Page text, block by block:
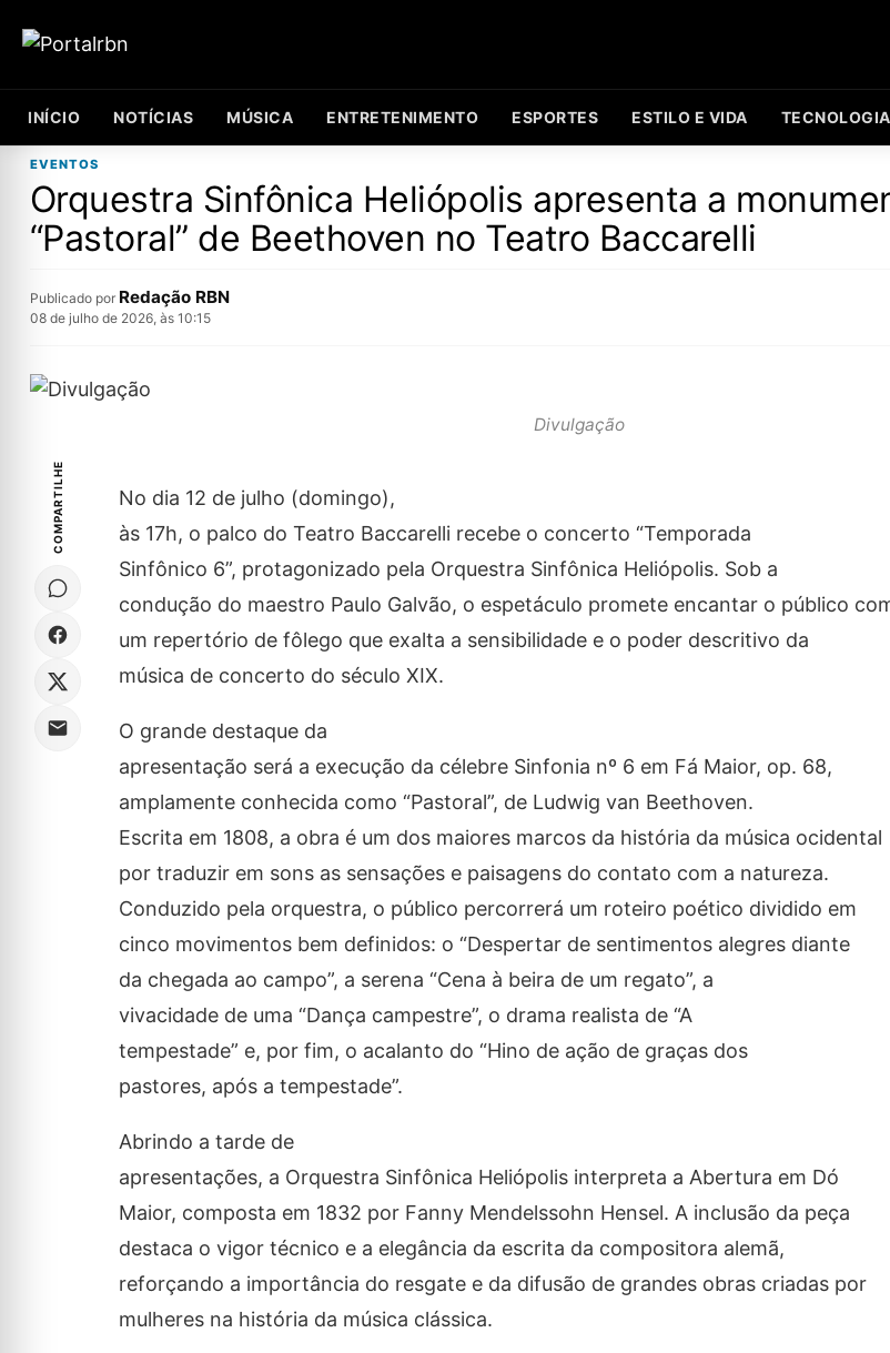
INÍCIO NOTÍCIAS MÚSICA ENTRETENIMENTO ESPORTES ESTILO E VIDA TECNOLOGIA
EVENTOS
Orquestra Sinfônica Heliópolis apresenta a
“Pastoral” de Beethoven no Teatro Baccarelli
Publicado por Redação RBN
08 de julho de 2026, às 10:15
Divulgação
COMPARTILHE
No dia 12 de julho (domingo),
às 17h, o palco do Teatro Baccarelli recebe o concerto “Temporada
Sinfônico 6”, protagonizado pela Orquestra Sinfônica Heliópolis. Sob a
condução do maestro Paulo Galvão, o espetáculo promete encantar o público
um repertório de fôlego que exalta a sensibilidade e o poder descritivo da
música de concerto do século XIX.
O grande destaque da
apresentação será a execução da célebre Sinfonia nº 6 em Fá Maior, op. 68,
amplamente conhecida como “Pastoral”, de Ludwig van Beethoven.
Escrita em 1808, a obra é um dos maiores marcos da história da música ocidental
por traduzir em sons as sensações e paisagens do contato com a natureza.
Conduzido pela orquestra, o público percorrerá um roteiro poético dividido em
cinco movimentos bem definidos: o “Despertar de sentimentos alegres diante
da chegada ao campo”, a serena “Cena à beira de um regato”, a
vivacidade de uma “Dança campestre”, o drama realista de “A
tempestade” e, por fim, o acalanto do “Hino de ação de graças dos
pastores, após a tempestade”.
Abrindo a tarde de
apresentações, a Orquestra Sinfônica Heliópolis interpreta a Abertura em Dó
Maior, composta em 1832 por Fanny Mendelssohn Hensel. A inclusão da peça
destaca o vigor técnico e a elegância da escrita da compositora alemã,
reforçando a importância do resgate e da difusão de grandes obras criadas por
mulheres na história da música clássica.